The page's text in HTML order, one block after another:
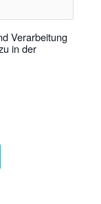
Verarbeitung
in der